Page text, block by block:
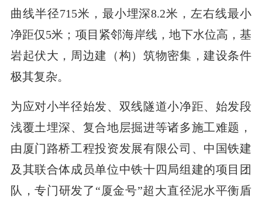
曲线半径715米，最小埋深8.2米，左右线最小
净距仅5米；项目紧邻海岸线，地下水位高，基
岩起伏大，周边建（构）筑物密集，建设条件
极其复杂。
为应对小半径始发、双线隧道小净距、始发段
浅覆土埋深、复合地层掘进等诸多施工难题，
由厦门路桥工程投资发展有限公司、中国铁建
及其联合体成员单位中铁十四局组建的项目团
队，专门研发了“厦金号”超大直径泥水平衡盾